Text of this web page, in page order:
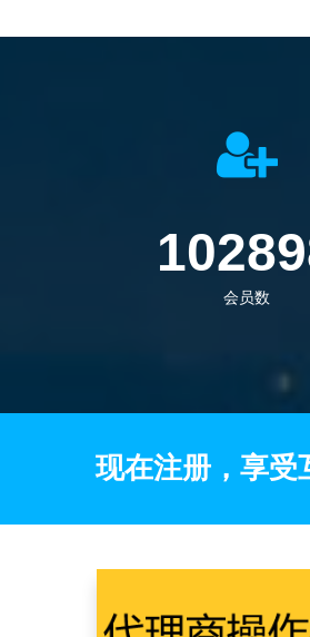
会员数
现在注册，享受